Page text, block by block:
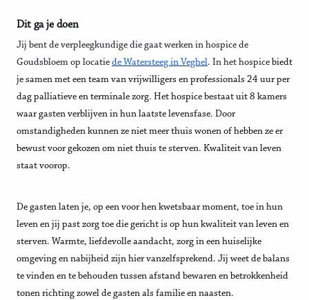
Dit ga je doen
Jij bent de verpleegkundige die gaat werken in hospice de
Goudsbloem op locatie de Watersteeg in Veghel. In het hospice biedt
je samen met een team van vrijwilligers en professionals 24 uur per
dag palliatieve en terminale zorg. Het hospice bestaat uit 8 kamers
waar gasten verblijven in hun laatste levensfase. Door
omstandigheden kunnen ze niet meer thuis wonen of hebben ze er
bewust voor gekozen om niet thuis te sterven. Kwaliteit van leven
staat voorop.
De gasten laten je, op een voor hen kwetsbaar moment, toe in hun
leven en jij past zorg toe die gericht is op hun kwaliteit van leven en
sterven. Warmte, liefdevolle aandacht, zorg in een huiselijke
omgeving en nabijheid zijn hier vanzelfsprekend. Jij weet de balans
te vinden en te behouden tussen afstand bewaren en betrokkenheid
tonen richting zowel de gasten als familie en naasten.